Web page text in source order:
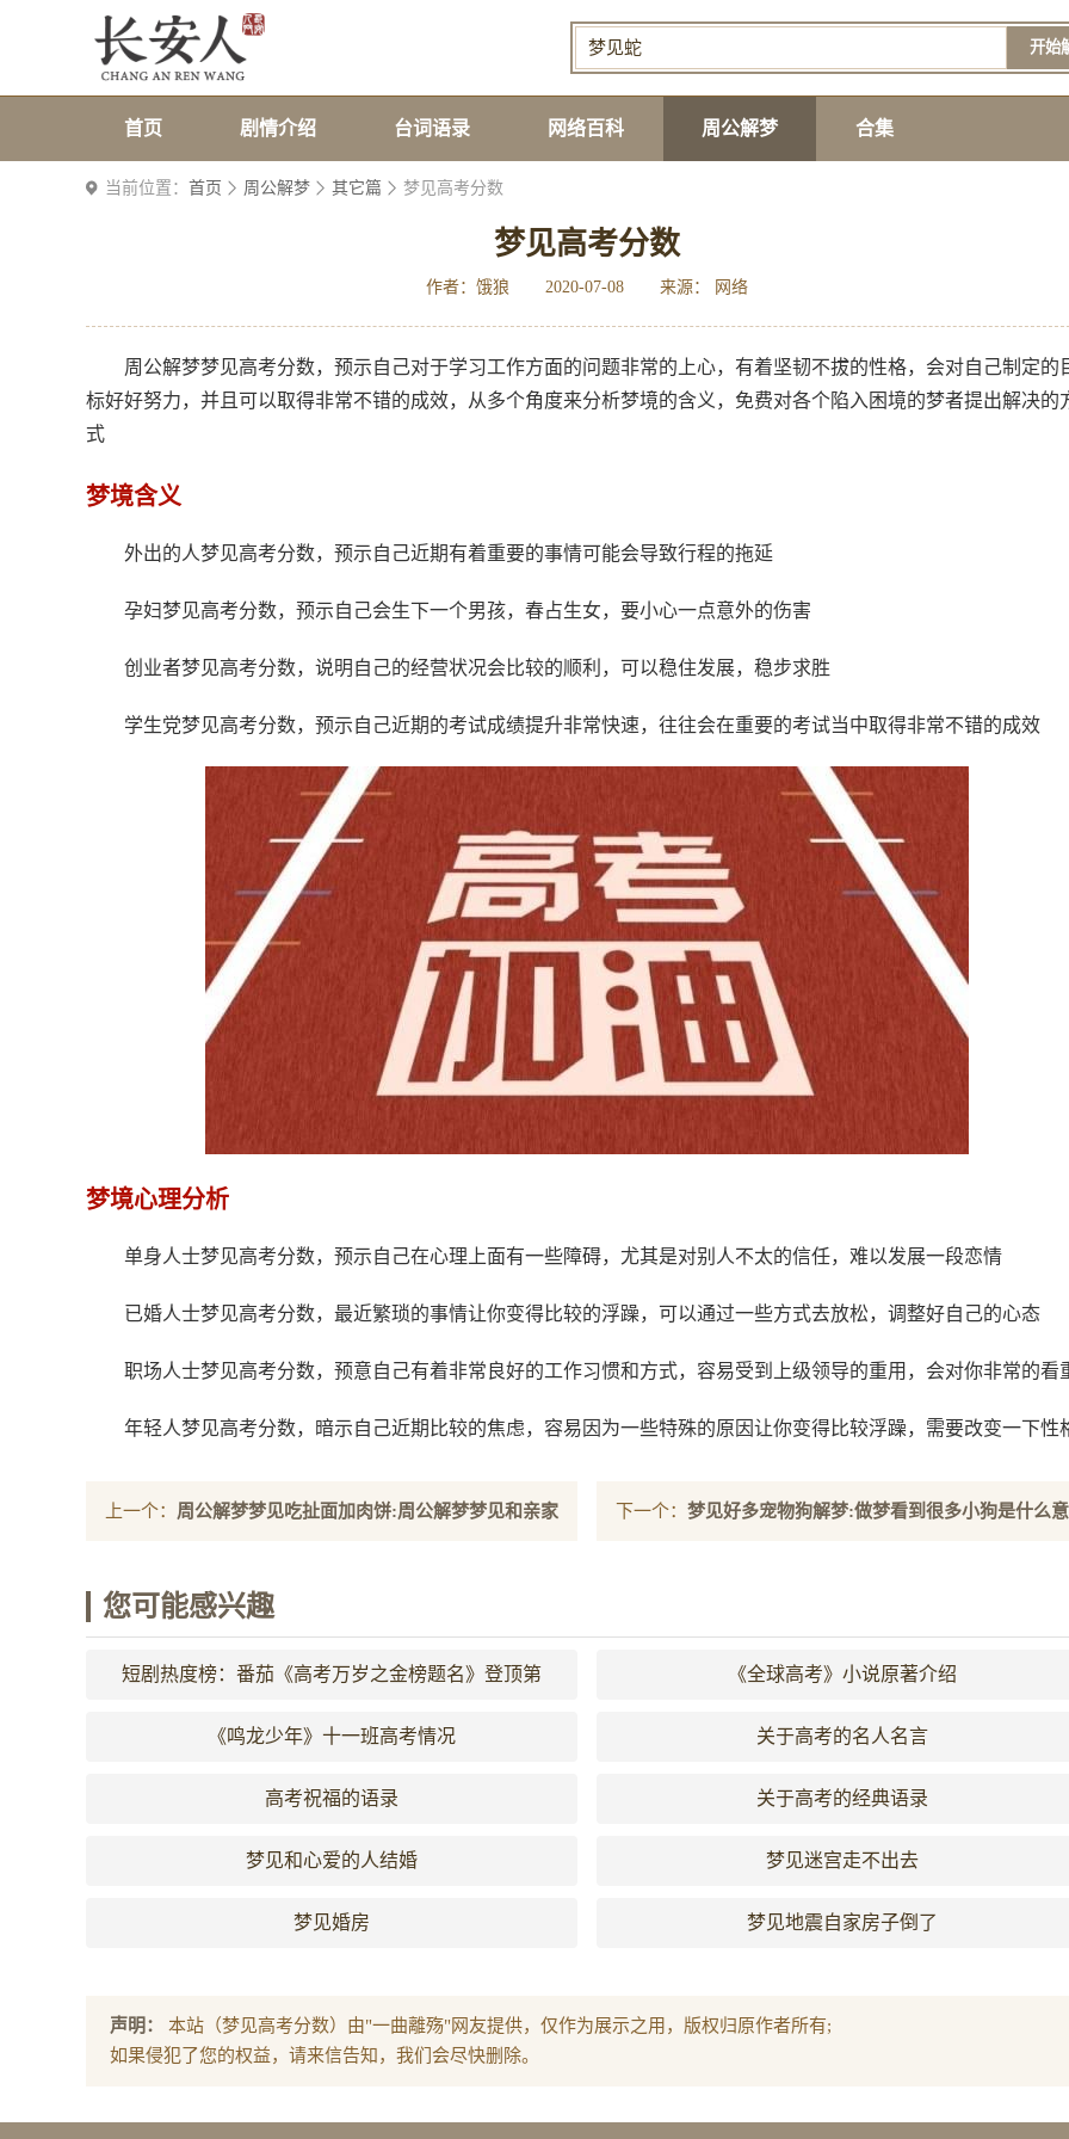
开始
首页 剧情介绍 台词语录 网络百科 周公解梦 合集
当前位置： 首页 周公解梦 其它篇 梦见高考分数
梦见高考分数
作者：饿狼 2020-07-08 来源： 网络
周公解梦梦见高考分数，预示自己对于学习工作方面的问题非常的上心，有着坚韧不拔的性格，会对自己制定的
标好好努力，并且可以取得非常不错的成效，从多个角度来分析梦境的含义，免费对各个陷入困境的梦者提出解决的
式
梦境含义
外出的人梦见高考分数，预示自己近期有着重要的事情可能会导致行程的拖延
孕妇梦见高考分数，预示自己会生下一个男孩，春占生女，要小心一点意外的伤害
创业者梦见高考分数，说明自己的经营状况会比较的顺利，可以稳住发展，稳步求胜
学生党梦见高考分数，预示自己近期的考试成绩提升非常快速，往往会在重要的考试当中取得非常不错的成效
梦境心理分析
单身人士梦见高考分数，预示自己在心理上面有一些障碍，尤其是对别人不太的信任，难以发展一段恋情
已婚人士梦见高考分数，最近繁琐的事情让你变得比较的浮躁，可以通过一些方式去放松，调整好自己的心态
职场人士梦见高考分数，预意自己有着非常良好的工作习惯和方式，容易受到上级领导的重用，会对你非常的看
年轻人梦见高考分数，暗示自己近期比较的焦虑，容易因为一些特殊的原因让你变得比较浮躁，需要改变一下性
上一个： 周公解梦梦见吃扯面加肉饼:周公解梦梦见和亲家 下一个：梦见好多宠物狗解梦:做梦看到很多小狗是什么意
您可能感兴趣
短剧热度榜：番茄《高考万岁之金榜题名》登顶第
一！
《全球高考》小说原著介绍
《鸣龙少年》十一班高考情况 关于高考的名人名言
高考祝福的语录 关于高考的经典语录
梦见和心爱的人结婚 梦见迷宫走不出去
梦见婚房 梦见地震自家房子倒了
声明：
本站（梦见高考分数）由"一曲離殇"网友提供，仅作为展示之用，版权归原作者所有;
如果侵犯了您的权益，请来信告知，我们会尽快删除。